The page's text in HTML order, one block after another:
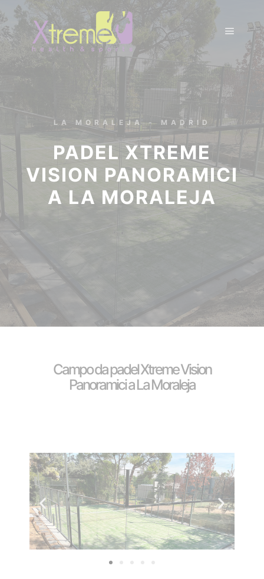
LA MORALEJA - MADRID
PADEL XTREME
VISION PANORAMICI
A LA MORALEJA
Campo da padel Xtreme Vision
Panoramici a La Moraleja